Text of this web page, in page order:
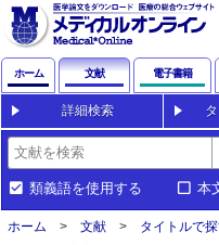
ホーム 文献 電子書籍
詳細検索
類義語を使用する 本
ホーム 文献
タイトルで